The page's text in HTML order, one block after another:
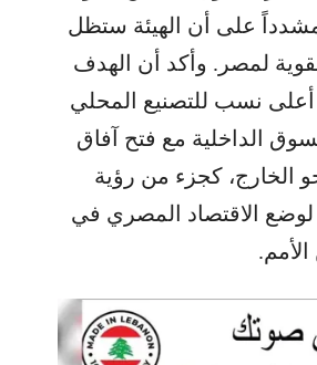
على أن الهيئة ستظل
لمصر. وأكد أن الهدف
أعلى نسب للتصنيع المحلي
الداخلية مع فتح آفاق
الخارج، كجزء من رؤية
لوضع الاقتصاد المصري في
الأمم.